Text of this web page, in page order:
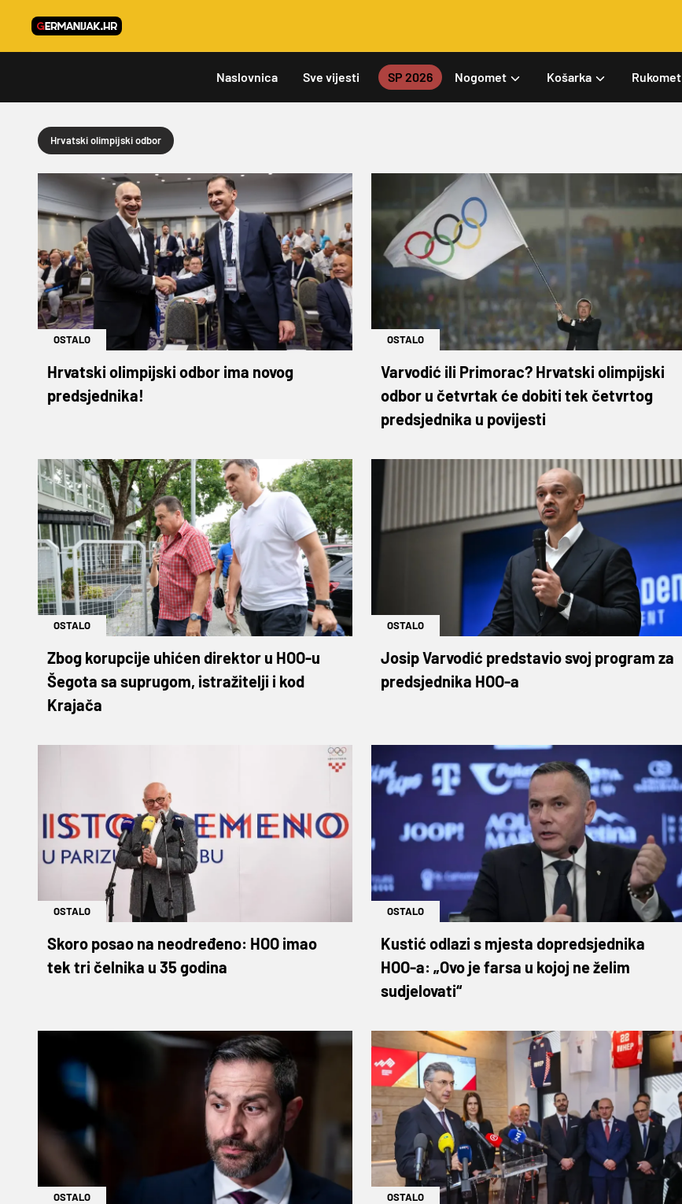
Naslovnica Sve vijesti SP 2026 Nogomet Košarka Rukomet
Hrvatski olimpijski odbor
OSTALO
Hrvatski olimpijski odbor ima novog
predsjednika!
OSTALO
Varvodić ili Primorac? Hrvatski olimpijski
odbor u četvrtak će dobiti tek četvrtog
predsjednika u povijesti
OSTALO
Zbog korupcije uhićen direktor u HOO-u
Šegota sa suprugom, istražitelji i kod
Krajača
OSTALO
Josip Varvodić predstavio svoj program za
predsjednika HOO-a
OSTALO
Skoro posao na neodređeno: HOO imao
tek tri čelnika u 35 godina
OSTALO
Kustić odlazi s mjesta dopredsjednika
HOO-a: „Ovo je farsa u kojoj ne želim
sudjelovati“
OSTALO OSTALO